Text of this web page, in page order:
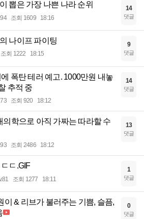
뽑은 가장 나쁜 나라 순위
조회 1609 18:16
14
댓글
나이프 파이팅
조회 1222 18:15
9
댓글
폭탄 테러 예고. 1000만원 내놓
추적 중
조회 920 18:12
14
댓글
의학으로 아직 가짜는 따라할 수
조회 2486 18:12
13
댓글
ㄷ.GIF
조회 1277 18:11
1
댓글
이 & 리브가 불러주는 기쁨, 슬픔,
0
댓글